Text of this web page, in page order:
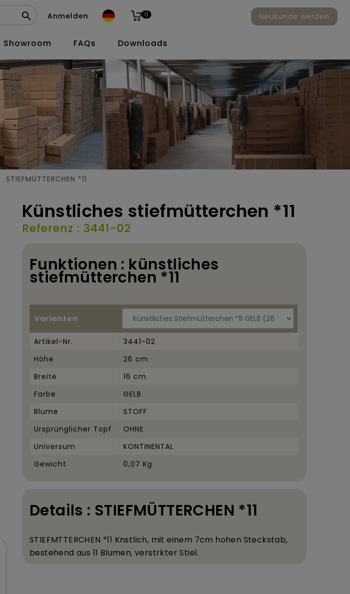
 Anmelden 0
Showroom FAQs Downloads
Neukunde werden
STIEFMÜTTERCHEN *11
Künstliches stiefmütterchen *11
Referenz : 3441-02
Funktionen : künstliches
stiefmütterchen *11
Varianten
Artikel-Nr.
3441-02
Höhe
26 cm
Breite
16 cm
Farbe
GELB
Blume
STOFF
Ursprünglicher Topf
OHNE
Universum
KONTINENTAL
Gewicht
0,07 Kg
Details : STIEFMÜTTERCHEN *11
STIEFMTTERCHEN *11 Knstlich, mit einem 7cm hohen Steckstab,
bestehend aus 11 Blumen, verstrkter Stiel.